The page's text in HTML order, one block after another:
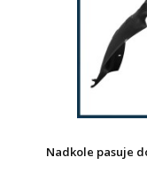
Nadkole pasuje